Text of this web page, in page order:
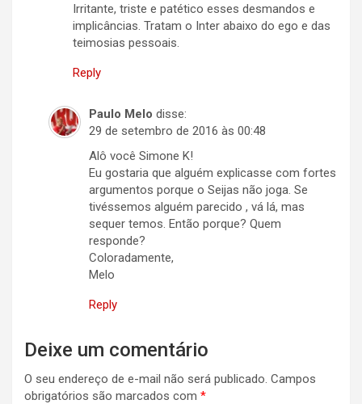
Irritante, triste e patético esses desmandos e
implicâncias. Tratam o Inter abaixo do ego e das
teimosias pessoais.
Reply
Paulo Melo disse:
29 de setembro de 2016 às 00:48
Alô você Simone K!
Eu gostaria que alguém explicasse com fortes
argumentos porque o Seijas não joga. Se
tivéssemos alguém parecido , vá lá, mas
sequer temos. Então porque? Quem
responde?
Coloradamente,
Melo
Reply
Deixe um comentário
O seu endereço de e-mail não será publicado. Campos
obrigatórios são marcados com *